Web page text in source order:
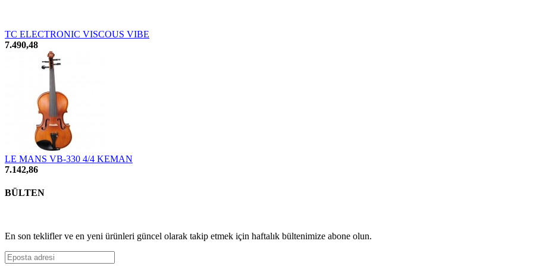
TC ELECTRONIC VISCOUS VIBE
7.490,48
LE MANS VB-330 4/4 KEMAN
7.142,86
BÜLTEN
En son teklifler ve en yeni ürünleri güncel olarak takip etmek için haftalık bültenimize abone olun.